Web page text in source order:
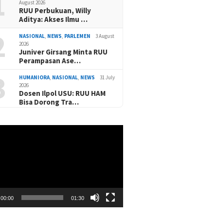
August 2026
RUU Perbukuan, Willy
Aditya: Akses Ilmu …
NASIONAL, NEWS, PARLEMEN
3 August
2026
Juniver Girsang Minta RUU
Perampasan Ase…
HUMANIORA, NASIONAL, NEWS
31 July
2026
Dosen Ilpol USU: RUU HAM
Bisa Dorong Tra…
00:00 01:30